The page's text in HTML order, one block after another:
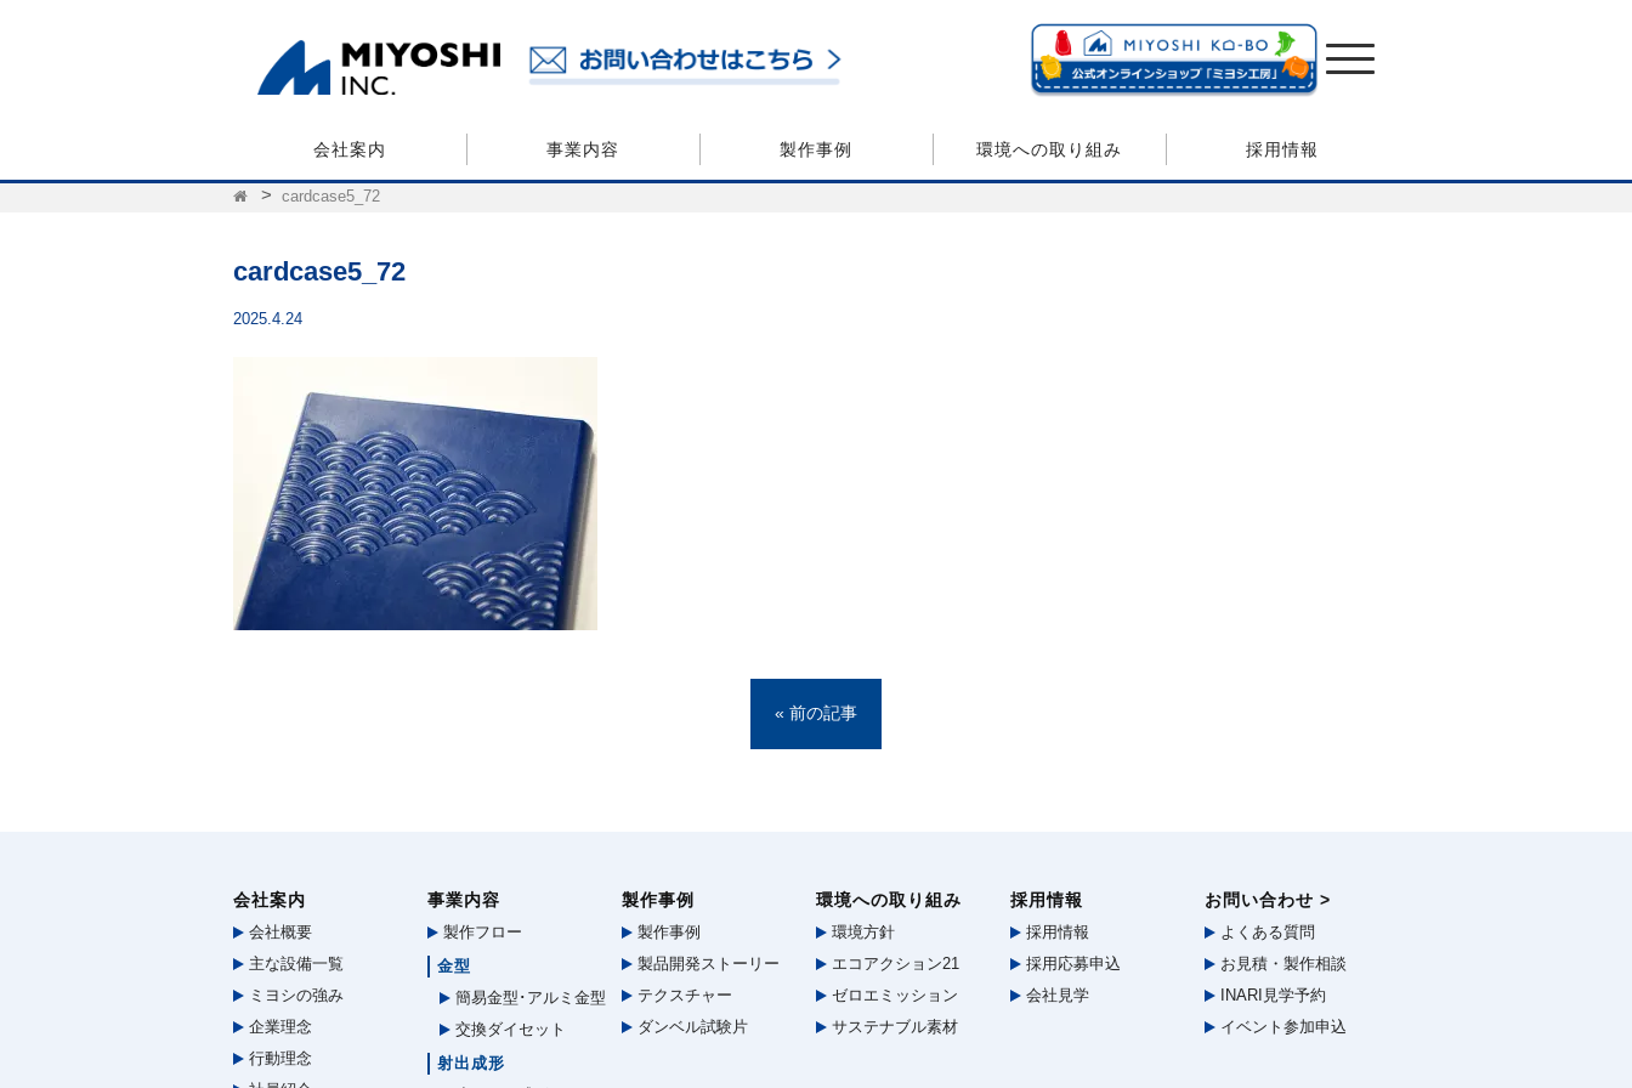
会社案内 事業内容 製作事例 環境への取り組み 採用情報
cardcase5_72
cardcase5_72
2025.4.24
« 前の記事
会社案内
会社概要
主な設備一覧
ミヨシの強み
企業理念
行動理念
事業内容
製作フロー
金型
簡易金型･アルミ金型
交換ダイセット
射出成形
製作事例
製作事例
製品開発ストーリー
テクスチャー
ダンベル試験片
環境への取り組み
環境方針
エコアクション21
ゼロエミッション
サステナブル素材
採用情報
採用情報
採用応募申込
会社見学
お問い合わせ >
よくある質問
お見積・製作相談
INARI見学予約
イベント参加申込